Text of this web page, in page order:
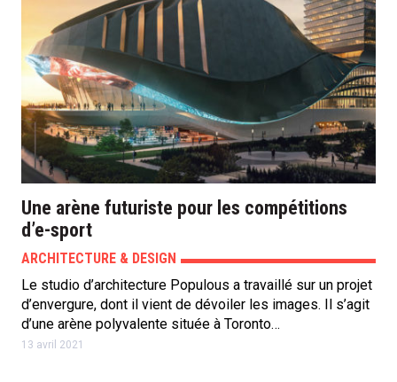
Une arène futuriste pour les compétitions
d’e-sport
ARCHITECTURE & DESIGN
Le studio d’architecture Populous a travaillé sur un projet
d’envergure, dont il vient de dévoiler les images. Il s’agit
d’une arène polyvalente située à Toronto…
13 avril 2021